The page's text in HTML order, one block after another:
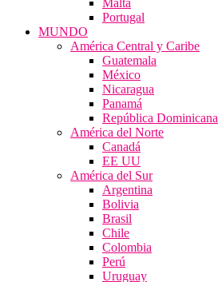
Malta
Portugal
MUNDO
América Central y Caribe
Guatemala
México
Nicaragua
Panamá
República Dominicana
América del Norte
Canadá
EE UU
América del Sur
Argentina
Bolivia
Brasil
Chile
Colombia
Perú
Uruguay